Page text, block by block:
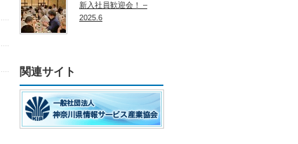
新入社員歓迎会！ –
2025.6
関連サイト